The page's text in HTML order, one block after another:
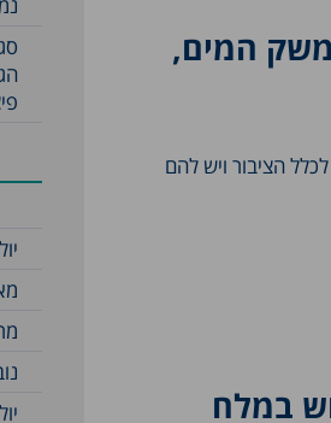
המים,
שייכים לכלל הציבור ויש להם
במלח
יולי
מאי
מרץ
יולי